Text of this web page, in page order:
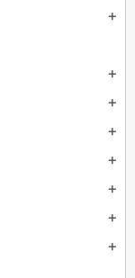
add
add
add
add
add
add
add
add